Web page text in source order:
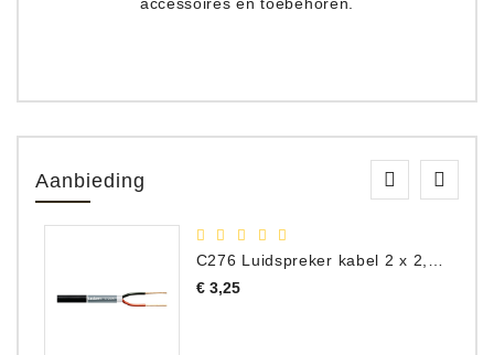
accessoires en toebehoren.
Aanbieding
C276 Luidspreker kabel 2 x 2,50 mm² (per meter)
€ 3,25Prijs